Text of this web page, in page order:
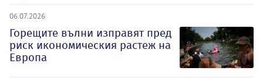
06.07.2026
Горещите вълни изправят пред
риск икономическия растеж на
Европа